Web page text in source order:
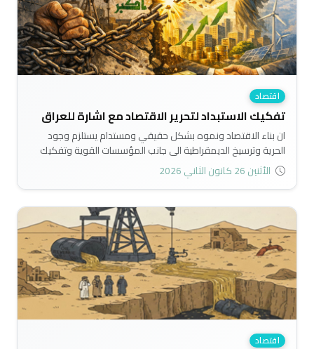
اقتصاد
تفكيك الاستبداد لتحرير الاقتصاد مع اشارة للعراق
ان بناء الاقتصاد ونموه بشكل حقيقي ومستدام يستلزم وجود
الحرية وترسيخ الديمقراطية الى جانب المؤسسات القوية وتفكيك
الاستبداد بمختلف أنواعه. ومن هنا فإن مستقبل الاقتصاد العراقي
مرهون بمدى قدرة البلد على تفكيك الاستبداد وتجذير الحرية
والديمقراطية وتعزيز المؤسساتية، بوصفها المستلزمات الضرورية
لبناء اقتصاد عراقي حقيقي ومستدام. ان بقاء الاقتصاد العراقي
أسير الاستبداد يعني استدامة الادمان النفطي واستمرار الصدمات
الاقتصادية والاجتماعية والسياسية..
الأثنين 26 كانون الثاني 2026
اقتصاد